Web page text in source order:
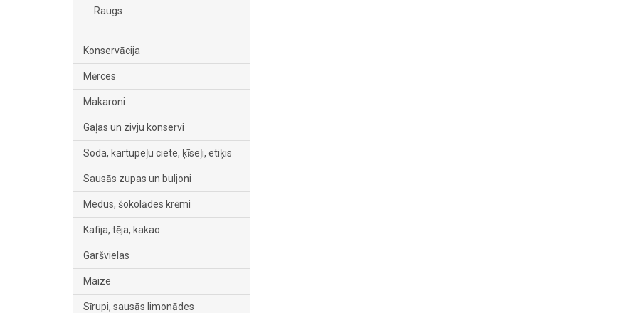
Raugs
Konservācija
Mērces
Makaroni
Gaļas un zivju konservi
Soda, kartupeļu ciete, ķīseļi, etiķis
Sausās zupas un buljoni
Medus, šokolādes krēmi
Kafija, tēja, kakao
Garšvielas
Maize
Sīrupi, sausās limonādes